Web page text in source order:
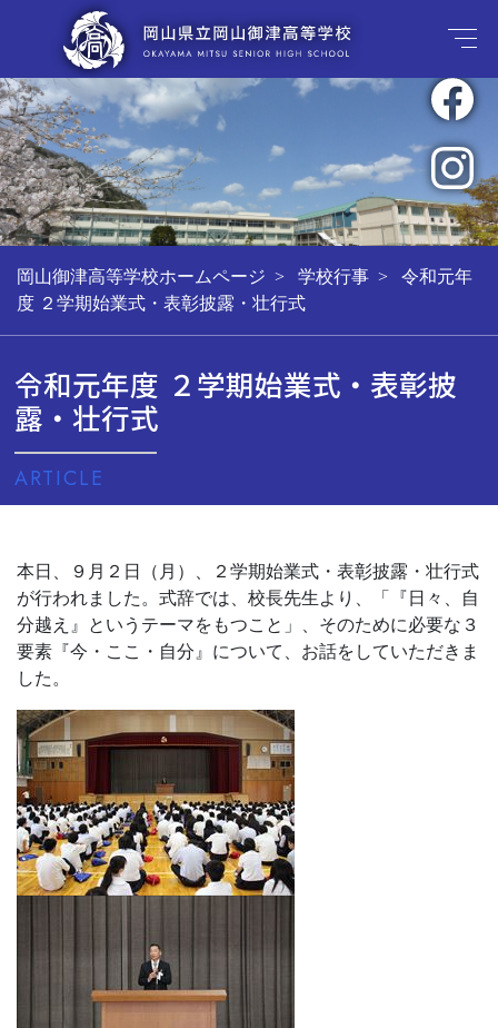
岡山御津高等学校ホームページ 学校行事
令和元年
度 ２学期始業式・表彰披露・壮行式
令和元年度 ２学期始業式・表彰披
露・壮行式
ARTICLE
本日、９月２日（月）、２学期始業式・表彰披露・壮行式
が行われました。式辞では、校長先生より、「『日々、自
分越え』というテーマをもつこと」、そのために必要な３
要素『今・ここ・自分』について、お話をしていただきま
した。